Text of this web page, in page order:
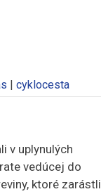
| cyklocesta
v uplynulých
vedúcej do
ktoré zarástli